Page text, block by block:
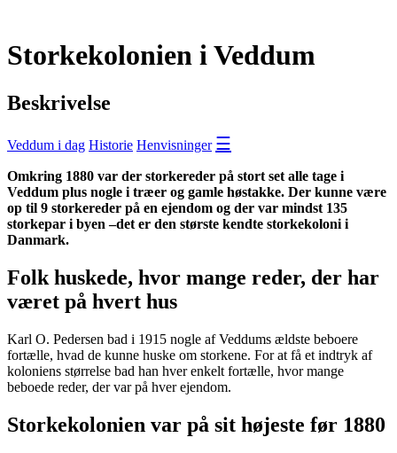
Storkekolonien i Veddum
Beskrivelse
Veddum i dag Historie Henvisninger ☰
Omkring 1880 var der storkereder på stort set alle tage i
Veddum plus nogle i træer og gamle høstakke. Der kunne være
op til 9 storkereder på en ejendom og der var mindst 135
storkepar i byen –det er den største kendte storkekoloni i
Danmark.
Folk huskede, hvor mange reder, der har
været på hvert hus
Karl O. Pedersen bad i 1915 nogle af Veddums ældste beboere
fortælle, hvad de kunne huske om storkene. For at få et indtryk af
koloniens størrelse bad han hver enkelt fortælle, hvor mange
beboede reder, der var på hver ejendom.
Storkekolonien var på sit højeste før 1880